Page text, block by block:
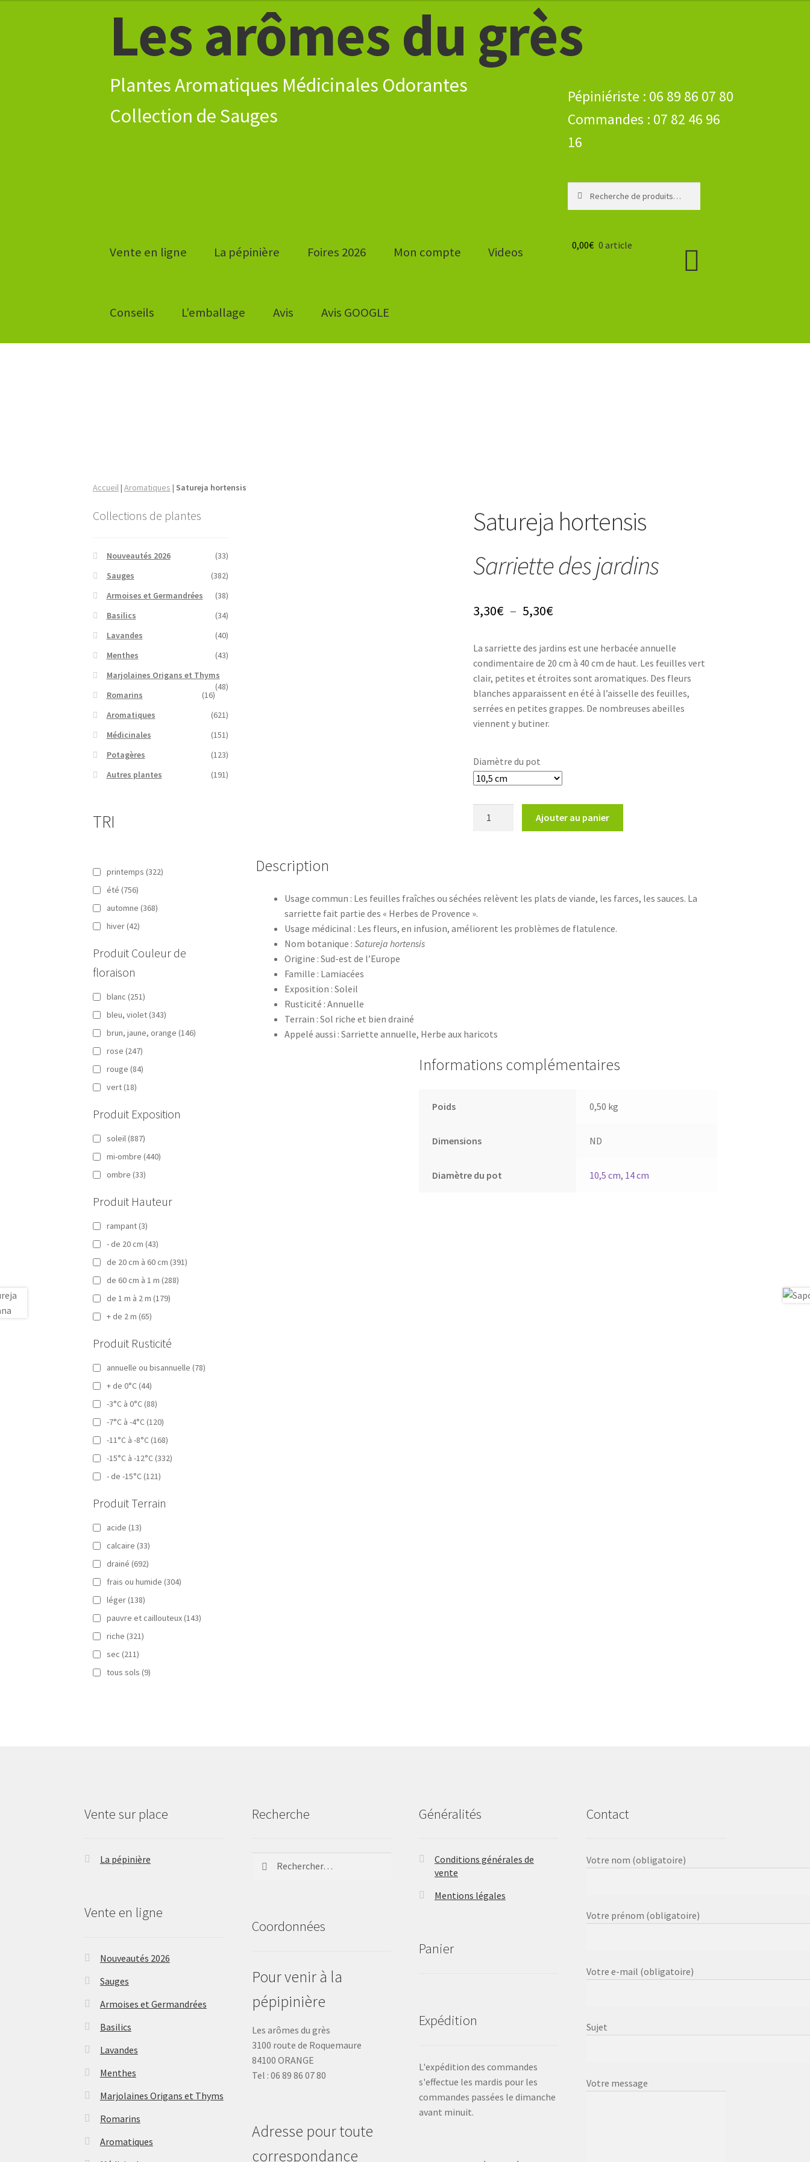
navigation
contenu
Les arômes du grès
Plantes Aromatiques Médicinales Odorantes
pour :
Vente en ligne La pépinière Foires 2026 Mon compte Videos
Conseils L’emballage Avis Avis GOOGLE
0,00€ 0 article
Accueil| Aromatiques | Satureja hortensis
Satureja hortensis
Sarriette des jardins
3,30€ – 5,30€Plage
prix :
3,30€
à
5,30€
La sarriette des jardins est une herbacée annuelle
condimentaire de 20 cm à 40 cm de haut. Les feuilles vert
clair, petites et étroites sont aromatiques. Des fleurs
blanches apparaissent en été à l’aisselle des feuilles,
serrées en petites grappes. De nombreuses abeilles
viennent y butiner.
Diamètre du pot
Ajouter au panier
Description
Usage commun : Les feuilles fraîches ou séchées relèvent les plats de viande, les farces, les sauces. La
sarriette fait partie des « Herbes de Provence ».
Usage médicinal : Les fleurs, en infusion, améliorent les problèmes de flatulence.
Nom botanique :Satureja hortensis
Origine : Sud-est de l’Europe
Famille : Lamiacées
Exposition : Soleil
Rusticité : Annuelle
Terrain : Sol riche et bien drainé
Appelé aussi : Sarriette annuelle, Herbe aux haricots
Informations complémentaires
Poids 0,50 kg
Dimensions ND
Diamètre du pot 10,5 cm, 14 cm
Collections de plantes
Nouveautés 2026
(33)
Sauges
(382)
Armoises et Germandrées
(38)
Basilics
(34)
Lavandes
(40)
Menthes
(43)
Marjolaines Origans et Thyms
(48)
Romarins
(16)
Aromatiques
(621)
Médicinales
(151)
Potagères
(123)
Autres plantes
(191)
TRI
printemps (322)
été (756)
automne (368)
hiver (42)
Produit Couleur de
floraison
blanc (251)
bleu, violet (343)
brun, jaune, orange (146)
rose (247)
rouge (84)
vert (18)
Produit Exposition
soleil (887)
mi-ombre (440)
ombre (33)
Produit Hauteur
rampant (3)
- de 20 cm (43)
de 20 cm à 60 cm (391)
de 60 cm à 1 m (288)
de 1 m à 2 m (179)
+ de 2 m (65)
Produit Rusticité
annuelle ou bisannuelle (78)
+ de 0°C (44)
-3°C à 0°C (88)
-7°C à -4°C (120)
-11°C à -8°C (168)
-15°C à -12°C (332)
- de -15°C (121)
Produit Terrain
acide (13)
calcaire (33)
drainé (692)
frais ou humide (304)
léger (138)
pauvre et caillouteux (143)
riche (321)
sec (211)
tous sols (9)
Vente sur place
La pépinière
Vente en ligne
Nouveautés 2026
Sauges
Armoises et Germandrées
Basilics
Lavandes
Menthes
Marjolaines Origans et Thyms
Romarins
Aromatiques
Recherche
Coordonnées
Pour venir à la
pépipinière
Les arômes du grès
3100 route de Roquemaure
84100 ORANGE
Tel : 06 89 86 07 80
Adresse pour toute
correspondance
Généralités
Conditions générales de
vente
Mentions légales
Panier
Expédition
L'expédition des commandes
s'effectue les mardis pour les
commandes passées le dimanche
avant minuit.
Contact
Votre nom (obligatoire)
Votre prénom (obligatoire)
Votre e-mail (obligatoire)
Sujet
Votre message
à
5,30€